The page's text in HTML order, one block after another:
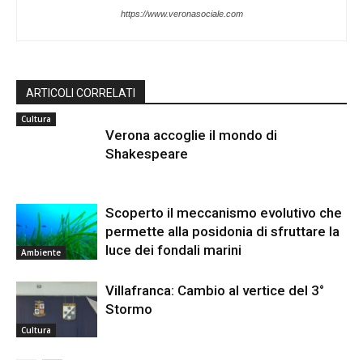
https://www.veronasociale.com
ARTICOLI CORRELATI
Cultura
Verona accoglie il mondo di
Shakespeare
Ambiente
Scoperto il meccanismo evolutivo che
permette alla posidonia di sfruttare la
luce dei fondali marini
Cultura
Villafranca: Cambio al vertice del 3°
Stormo